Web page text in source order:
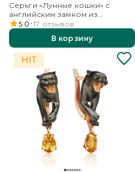
Серьги «Лунные кошки» с
английским замком из
красного золота с фианитом
5.0 17 отзывов
В корзину